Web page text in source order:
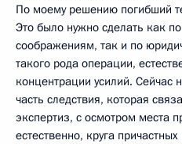
По моему решению погибший
Это было нужно сделать как
соображениям, так и по
такого рода операции,
концентрации усилий. Сейчас
часть следствия, которая
экспертиз, с осмотром места
естественно, круга